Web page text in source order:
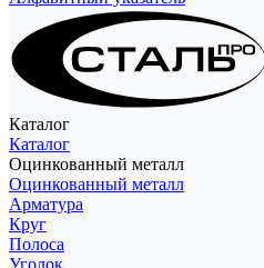
Каталог
Каталог
Оцинкованный металл
Оцинкованный металл
Арматура
Круг
Полоса
Уголок